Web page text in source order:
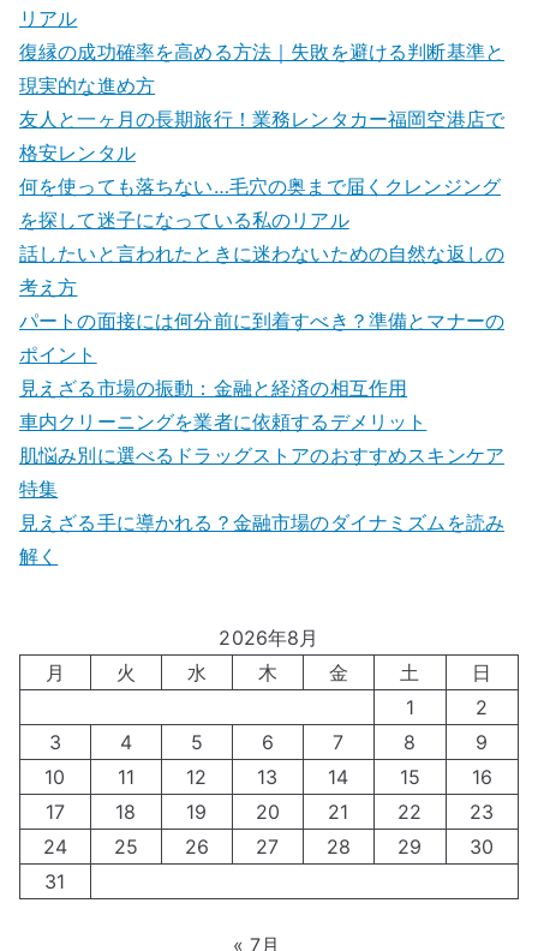
リアル
復縁の成功確率を高める方法｜失敗を避ける判断基準と
現実的な進め方
友人と一ヶ月の長期旅行！業務レンタカー福岡空港店で
格安レンタル
何を使っても落ちない…毛穴の奥まで届くクレンジング
を探して迷子になっている私のリアル
話したいと言われたときに迷わないための自然な返しの
考え方
パートの面接には何分前に到着すべき？準備とマナーの
ポイント
見えざる市場の振動：金融と経済の相互作用
車内クリーニングを業者に依頼するデメリット
肌悩み別に選べるドラッグストアのおすすめスキンケア
特集
見えざる手に導かれる？金融市場のダイナミズムを読み
解く
2026年8月
月
火 水 木 金 土
日
1
2
3
4 5 6 7 8
9
10
11 12 13 14 15
16
17
18 19 20 21 22
23
24
25 26 27 28 29
30
31
« 7月